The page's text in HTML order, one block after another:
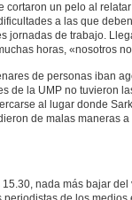
cortaron un pelo al
a las que
jornadas de trabajo.
horas, «nosotros
de personas iban
de la UMP no tuvieron
al lugar donde
de malas maneras
nada más bajar